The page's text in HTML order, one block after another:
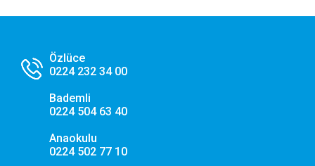
Özlüce
0224 232 34 00
Bademli
0224 504 63 40
Anaokulu
0224 502 77 10